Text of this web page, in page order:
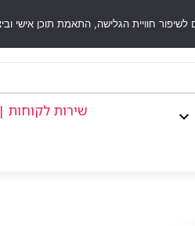
שירות לקוחות | 1-700-507-060